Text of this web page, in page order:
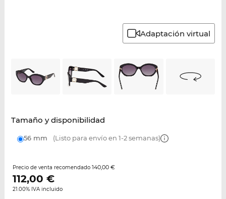
Adaptación virtual
Tamaño y disponibilidad
56 mm (Listo para envío en 1-2 semanas)
Precio de venta recomendado 140,00 €
112,00 €
21.00% IVA incluido